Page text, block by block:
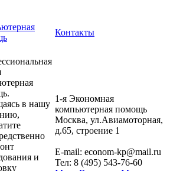
Контакты
в нашу
и
1-я Экономная
компьютерная помощь
Москва, ул.Авиамоторная,
д.65, строение 1
E-mail: econom-kp@mail.ru
Тел: 8 (495) 543-76-60